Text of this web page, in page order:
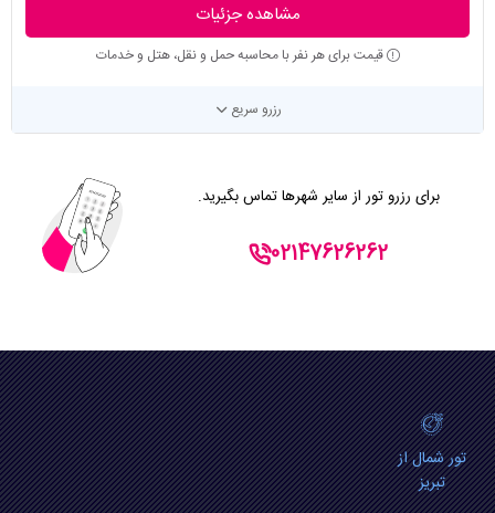
مشاهده جزئیات
قیمت برای هر نفر با محاسبه حمل و نقل، هتل و خدمات
رزرو سریع
برای رزرو تور از سایر شهرها تماس بگیرید.
02147626262
تور شمال از
تبریز